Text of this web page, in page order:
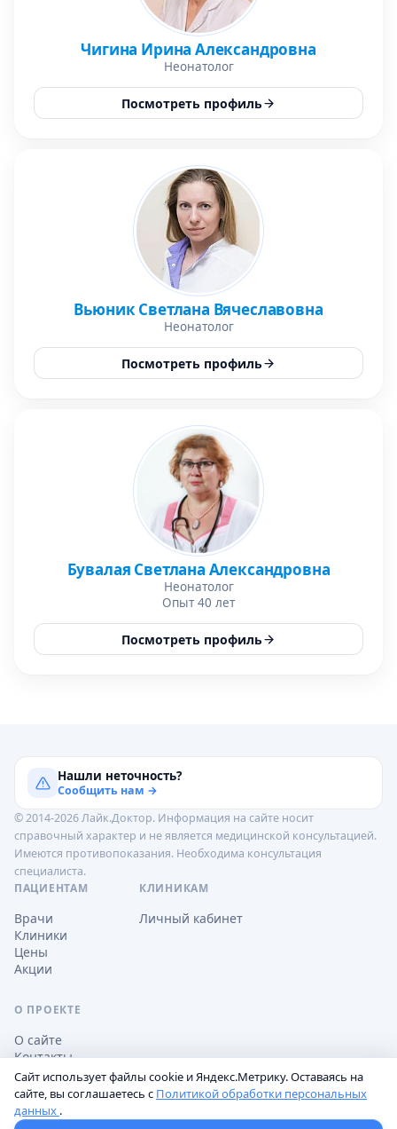
Чигина Ирина Александровна
Неонатолог
Посмотреть профиль
Вьюник Светлана Вячеславовна
Неонатолог
Посмотреть профиль
Бувалая Светлана Александровна
Неонатолог
Опыт 40 лет
Посмотреть профиль
Нашли неточность?
Сообщить нам →
© 2014-2026 Лайк.Доктор. Информация на сайте носит
справочный характер и не является медицинской консультацией.
Имеются противопоказания. Необходима консультация
специалиста.
ПАЦИЕНТАМ
Врачи
Клиники
Цены
Акции
КЛИНИКАМ
Личный кабинет
О ПРОЕКТЕ
О сайте
Контакты
Обработка персональных данных
Сайт использует файлы cookie и Яндекс.Метрику. Оставаясь на
сайте, вы соглашаетесь с Политикой обработки персональных
данных .